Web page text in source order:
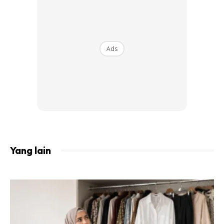
2. Mizz Nina jatuh hati pada Noh bukan hanya sebab muzik
walaupun dia akui Noh adalah pencipta lagu yang power.
Ads
Yang lain